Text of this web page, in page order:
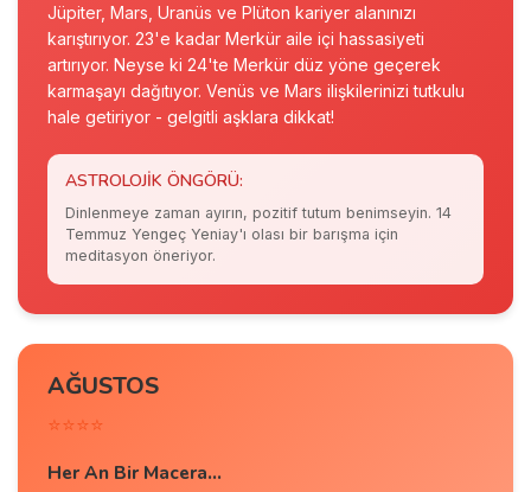
Jüpiter, Mars, Uranüs ve Plüton kariyer alanınızı
karıştırıyor. 23'e kadar Merkür aile içi hassasiyeti
artırıyor. Neyse ki 24'te Merkür düz yöne geçerek
karmaşayı dağıtıyor. Venüs ve Mars ilişkilerinizi tutkulu
hale getiriyor - gelgitli aşklara dikkat!
ASTROLOJIK ÖNGÖRÜ:
Dinlenmeye zaman ayırın, pozitif tutum benimseyin. 14
Temmuz Yengeç Yeniay'ı olası bir barışma için
meditasyon öneriyor.
AĞUSTOS
⭐⭐⭐⭐
Her An Bir Macera...